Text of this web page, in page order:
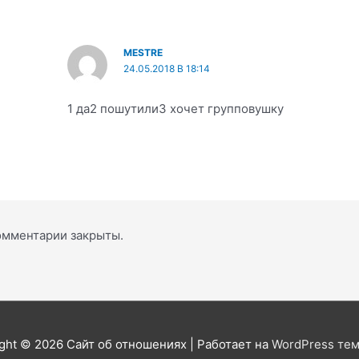
MESTRE
24.05.2018 В 18:14
1 да2 пошутили3 хочет групповушку
закрыты.
© 2026 Сайт об отношениях | Работает на WordPress